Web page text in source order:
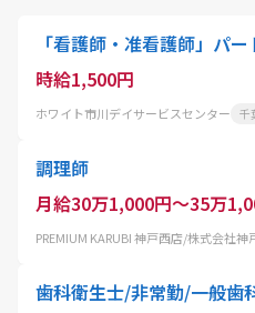
「看護師・准看護師」パ
時給1,500円
ホワイト市川デイサービスセンター 千
調理師
月給30万1,000円～35万
PREMIUM KARUBI 神戸西店/株式会社神
歯科衛生士/非常勤/一般歯